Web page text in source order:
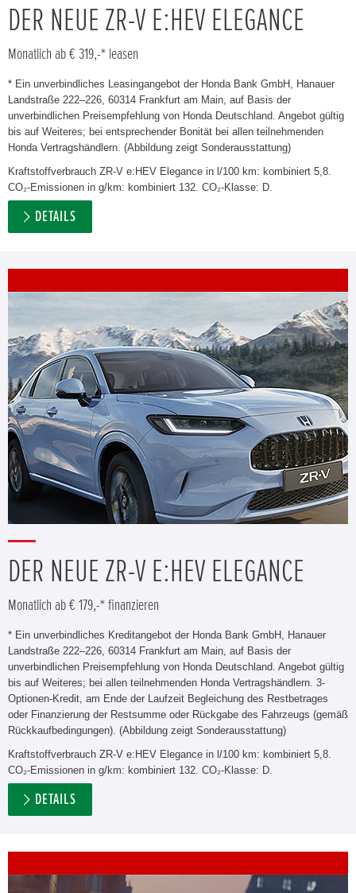
DER NEUE ZR-V E:HEV ELEGANCE
Monatlich ab € 319,-* leasen
* Ein unverbindliches Leasingangebot der Honda Bank GmbH, Hanauer
Landstraße 222–226, 60314 Frankfurt am Main, auf Basis der
unverbindlichen Preisempfehlung von Honda Deutschland. Angebot gültig
bis auf Weiteres; bei entsprechender Bonität bei allen teilnehmenden
Honda Vertragshändlern. (Abbildung zeigt Sonderausstattung)
Kraftstoffverbrauch ZR-V e:HEV Elegance in l/100 km: kombiniert 5,8.
CO₂-Emissionen in g/km: kombiniert 132. CO₂-Klasse: D.
DETAILS
DER NEUE ZR-V E:HEV ELEGANCE
Monatlich ab € 179,-* finanzieren
* Ein unverbindliches Kreditangebot der Honda Bank GmbH, Hanauer
Landstraße 222–226, 60314 Frankfurt am Main, auf Basis der
unverbindlichen Preisempfehlung von Honda Deutschland. Angebot gültig
bis auf Weiteres; bei allen teilnehmenden Honda Vertragshändlern. 3-
Optionen-Kredit, am Ende der Laufzeit Begleichung des Restbetrages
oder Finanzierung der Restsumme oder Rückgabe des Fahrzeugs (gemäß
Rückkaufbedingungen). (Abbildung zeigt Sonderausstattung)
Kraftstoffverbrauch ZR-V e:HEV Elegance in l/100 km: kombiniert 5,8.
CO₂-Emissionen in g/km: kombiniert 132. CO₂-Klasse: D.
DETAILS